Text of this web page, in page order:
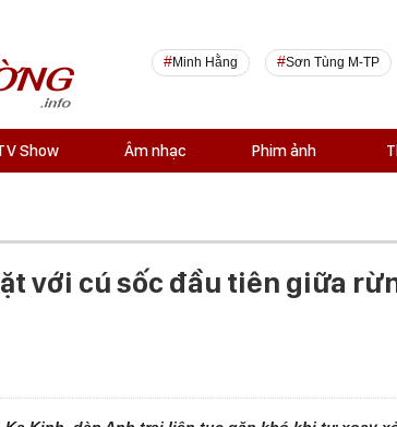
Minh Hằng Sơn Tùng M-TP
Show Âm nhạc Phim ảnh
với cú sốc đầu tiên giữa